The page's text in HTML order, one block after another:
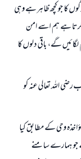
كا جو كچھ ظاہر ہے وہى
كرتا ہے ہم اسے امن
گے، باقى دلوں كا
اللہ تعالى عنہ كو
وحى كے مطابق كيا
جو ہمارے سامنے